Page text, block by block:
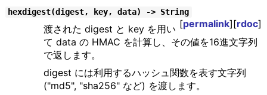
hexdigest(digest, key, data) -> String
[permalink][rdoc]
渡された digest と key を用い
て data の HMAC を計算し、その値を16進文字列
で返します。
digest には利用するハッシュ関数を表す文字列
("md5", "sha256" など) を渡します。